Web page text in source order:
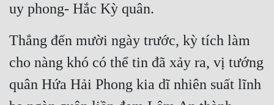
uy phong- Hắc Kỳ quân.
Thẳng đến mười ngày trước, kỳ tích làm
cho nàng khó có thể tin đã xảy ra, vị tướng
quân Hứa Hải Phong kia dĩ nhiên suất lĩnh